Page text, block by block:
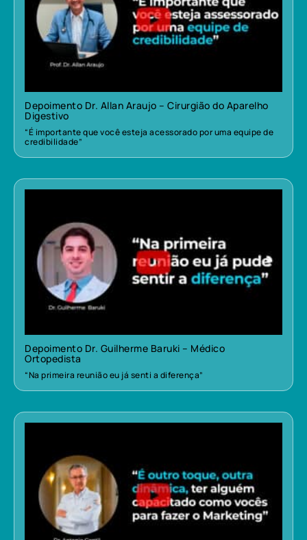
Depoimento Dr. Allan Araujo – Cirurgião do Aparelho
Digestivo
“É importante que você esteja acessorado por uma equipe de
credibilidade”
Depoimento Dr. Guilherme Baruki – Médico
Ortopedista
“Na primeira reunião eu já senti a diferença”